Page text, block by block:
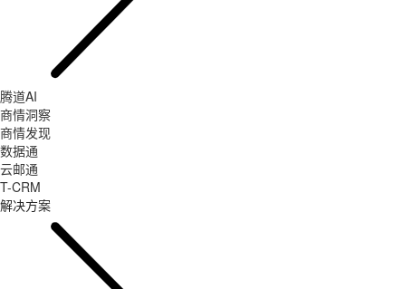
腾道AI
商情洞察
商情发现
数据通
云邮通
T-CRM
解决方案